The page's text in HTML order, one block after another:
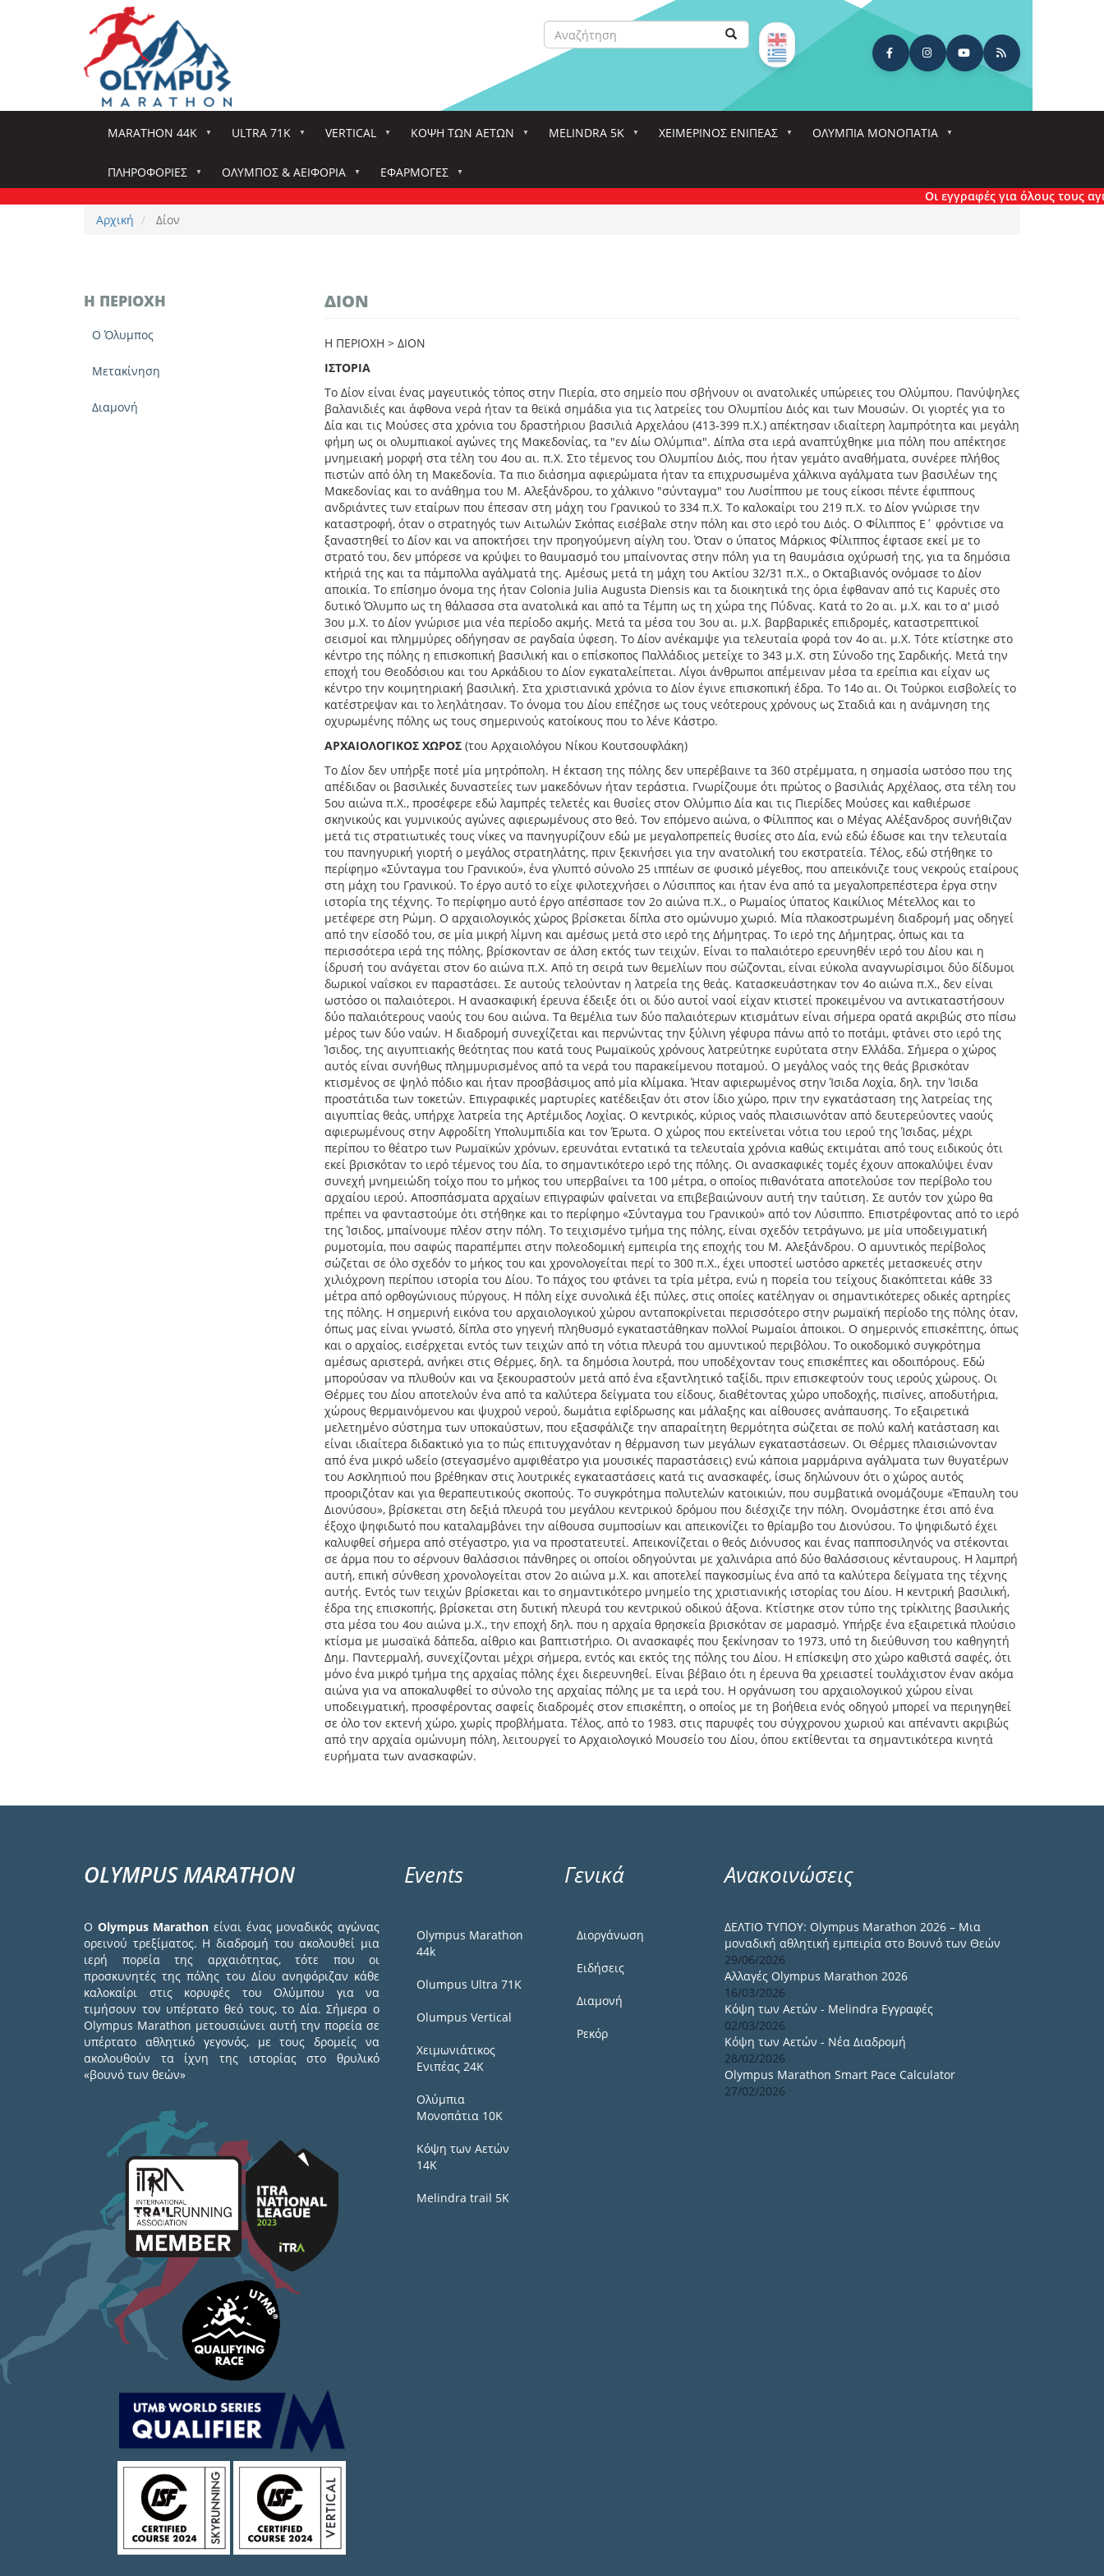
Search
Αναζήτηση Αναζήτηση
MARATHON 44K ULTRA 71K VERTICAL ΚΌΨΗ ΤΩΝ ΑΕΤΏΝ MELINDRA 5K ΧΕΙΜΕΡΙΝΟΣ ΕΝΙΠΕΑΣ ΟΛΎΜΠΙΑ ΜΟΝΟΠΆΤΙΑ
ΠΛΗΡΟΦΟΡΊΕΣ ΌΛΥΜΠΟΣ & ΑΕΙΦΟΡΊΑ
ΕΦΑΡΜΟΓΈΣ
Οι εγγραφές για όλους τους αγώνες
Αρχική
Δίον
Η ΠΕΡΙΟΧΉ
Ο Όλυμπος
Μετακίνηση
Διαμονή
ΔΊΟΝ
Η ΠΕΡΙΟΧΗ > ΔΙΟΝ
ΙΣΤΟΡΙΑ
Το Δίον είναι ένας μαγευτικός τόπος στην Πιερία, στο σημείο που σβήνουν οι ανατολικές υπώρειες του Ολύμπου. Πανύψηλες
βαλανιδιές και άφθονα νερά ήταν τα θεϊκά σημάδια για τις λατρείες του Ολυμπίου Διός και των Μουσών. Οι γιορτές για το
Δία και τις Μούσες στα χρόνια του δραστήριου βασιλιά Αρχελάου (413-399 π.Χ.) απέκτησαν ιδιαίτερη λαμπρότητα και μεγάλη
φήμη ως οι ολυμπιακοί αγώνες της Μακεδονίας, τα "εν Δίω Ολύμπια". Δίπλα στα ιερά αναπτύχθηκε μια πόλη που απέκτησε
μνημειακή μορφή στα τέλη του 4ου αι. π.Χ. Στο τέμενος του Ολυμπίου Διός, που ήταν γεμάτο αναθήματα, συνέρεε πλήθος
πιστών από όλη τη Μακεδονία. Τα πιο διάσημα αφιερώματα ήταν τα επιχρυσωμένα χάλκινα αγάλματα των βασιλέων της
Μακεδονίας και το ανάθημα του Μ. Αλεξάνδρου, το χάλκινο "σύνταγμα" του Λυσίππου με τους είκοσι πέντε έφιππους
ανδριάντες των εταίρων που έπεσαν στη μάχη του Γρανικού το 334 π.Χ. Το καλοκαίρι του 219 π.Χ. το Δίον γνώρισε την
καταστροφή, όταν ο στρατηγός των Αιτωλών Σκόπας εισέβαλε στην πόλη και στο ιερό του Διός. Ο Φίλιππος Ε΄ φρόντισε να
ξαναστηθεί το Δίον και να αποκτήσει την προηγούμενη αίγλη του. Όταν ο ύπατος Μάρκιος Φίλιππος έφτασε εκεί με το
στρατό του, δεν μπόρεσε να κρύψει το θαυμασμό του μπαίνοντας στην πόλη για τη θαυμάσια οχύρωσή της, για τα δημόσια
κτήριά της και τα πάμπολλα αγάλματά της. Αμέσως μετά τη μάχη του Ακτίου 32/31 π.Χ., ο Οκταβιανός ονόμασε το Δίον
αποικία. Το επίσημο όνομα της ήταν Colonia Julia Augusta Diensis και τα διοικητικά της όρια έφθαναν από τις Καρυές στο
δυτικό Όλυμπο ως τη θάλασσα στα ανατολικά και από τα Τέμπη ως τη χώρα της Πύδνας. Κατά το 2ο αι. μ.Χ. και το α' μισό
3ου μ.Χ. το Δίον γνώρισε μια νέα περίοδο ακμής. Μετά τα μέσα του 3ου αι. μ.Χ. βαρβαρικές επιδρομές, καταστρεπτικοί
σεισμοί και πλημμύρες οδήγησαν σε ραγδαία ύφεση. Το Δίον ανέκαμψε για τελευταία φορά τον 4ο αι. μ.Χ. Τότε κτίστηκε στο
κέντρο της πόλης η επισκοπική βασιλική και ο επίσκοπος Παλλάδιος μετείχε το 343 μ.Χ. στη Σύνοδο της Σαρδικής. Μετά την
εποχή του Θεοδόσιου και του Αρκάδιου το Δίον εγκαταλείπεται. Λίγοι άνθρωποι απέμειναν μέσα τα ερείπια και είχαν ως
κέντρο την κοιμητηριακή βασιλική. Στα χριστιανικά χρόνια το Δίον έγινε επισκοπική έδρα. Το 14ο αι. Οι Τούρκοι εισβολείς το
κατέστρεψαν και το λεηλάτησαν. Το όνομα του Δίου επέζησε ως τους νεότερους χρόνους ως Σταδιά και η ανάμνηση της
οχυρωμένης πόλης ως τους σημερινούς κατοίκους που το λένε Κάστρο.
ΑΡΧΑΙΟΛΟΓΙΚΟΣ ΧΩΡΟΣ (του Αρχαιολόγου Νίκου Κουτσουφλάκη)
Το Δίον δεν υπήρξε ποτέ μία μητρόπολη. Η έκταση της πόλης δεν υπερέβαινε τα 360 στρέμματα, η σημασία ωστόσο που της
απέδιδαν οι βασιλικές δυναστείες των μακεδόνων ήταν τεράστια. Γνωρίζουμε ότι πρώτος ο βασιλιάς Αρχέλαος, στα τέλη του
5ου αιώνα π.Χ., προσέφερε εδώ λαμπρές τελετές και θυσίες στον Ολύμπιο Δία και τις Πιερίδες Μούσες και καθιέρωσε
σκηνικούς και γυμνικούς αγώνες αφιερωμένους στο θεό. Τον επόμενο αιώνα, ο Φίλιππος και ο Μέγας Αλέξανδρος συνήθιζαν
μετά τις στρατιωτικές τους νίκες να πανηγυρίζουν εδώ με μεγαλοπρεπείς θυσίες στο Δία, ενώ εδώ έδωσε και την τελευταία
του πανηγυρική γιορτή ο μεγάλος στρατηλάτης, πριν ξεκινήσει για την ανατολική του εκστρατεία. Τέλος, εδώ στήθηκε το
περίφημο «Σύνταγμα του Γρανικού», ένα γλυπτό σύνολο 25 ιππέων σε φυσικό μέγεθος, που απεικόνιζε τους νεκρούς εταίρους
στη μάχη του Γρανικού. Το έργο αυτό το είχε φιλοτεχνήσει ο Λύσιππος και ήταν ένα από τα μεγαλοπρεπέστερα έργα στην
ιστορία της τέχνης. Το περίφημο αυτό έργο απέσπασε τον 2ο αιώνα π.Χ., ο Ρωμαίος ύπατος Καικίλιος Μέτελλος και το
μετέφερε στη Ρώμη. Ο αρχαιολογικός χώρος βρίσκεται δίπλα στο ομώνυμο χωριό. Μία πλακοστρωμένη διαδρομή μας οδηγεί
από την είσοδό του, σε μία μικρή λίμνη και αμέσως μετά στο ιερό της Δήμητρας. Το ιερό της Δήμητρας, όπως και τα
περισσότερα ιερά της πόλης, βρίσκονταν σε άλση εκτός των τειχών. Είναι το παλαιότερο ερευνηθέν ιερό του Δίου και η
ίδρυσή του ανάγεται στον 6ο αιώνα π.Χ. Από τη σειρά των θεμελίων που σώζονται, είναι εύκολα αναγνωρίσιμοι δύο δίδυμοι
δωρικοί ναΐσκοι εν παραστάσει. Σε αυτούς τελούνταν η λατρεία της θεάς. Κατασκευάστηκαν τον 4ο αιώνα π.Χ., δεν είναι
ωστόσο οι παλαιότεροι. Η ανασκαφική έρευνα έδειξε ότι οι δύο αυτοί ναοί είχαν κτιστεί προκειμένου να αντικαταστήσουν
δύο παλαιότερους ναούς του 6ου αιώνα. Τα θεμέλια των δύο παλαιότερων κτισμάτων είναι σήμερα ορατά ακριβώς στο πίσω
μέρος των δύο ναών. Η διαδρομή συνεχίζεται και περνώντας την ξύλινη γέφυρα πάνω από το ποτάμι, φτάνει στο ιερό της
Ίσιδος, της αιγυπτιακής θεότητας που κατά τους Ρωμαϊκούς χρόνους λατρεύτηκε ευρύτατα στην Ελλάδα. Σήμερα ο χώρος
αυτός είναι συνήθως πλημμυρισμένος από τα νερά του παρακείμενου ποταμού. Ο μεγάλος ναός της θεάς βρισκόταν
κτισμένος σε ψηλό πόδιο και ήταν προσβάσιμος από μία κλίμακα. Ήταν αφιερωμένος στην Ίσιδα Λοχία, δηλ. την Ίσιδα
προστάτιδα των τοκετών. Επιγραφικές μαρτυρίες κατέδειξαν ότι στον ίδιο χώρο, πριν την εγκατάσταση της λατρείας της
αιγυπτίας θεάς, υπήρχε λατρεία της Αρτέμιδος Λοχίας. Ο κεντρικός, κύριος ναός πλαισιωνόταν από δευτερεύοντες ναούς
αφιερωμένους στην Αφροδίτη Υπολυμπιδία και τον Έρωτα. Ο χώρος που εκτείνεται νότια του ιερού της Ίσιδας, μέχρι
περίπου το θέατρο των Ρωμαϊκών χρόνων, ερευνάται εντατικά τα τελευταία χρόνια καθώς εκτιμάται από τους ειδικούς ότι
εκεί βρισκόταν το ιερό τέμενος του Δία, το σημαντικότερο ιερό της πόλης. Οι ανασκαφικές τομές έχουν αποκαλύψει έναν
συνεχή μνημειώδη τοίχο που το μήκος του υπερβαίνει τα 100 μέτρα, ο οποίος πιθανότατα αποτελούσε τον περίβολο του
αρχαίου ιερού. Αποσπάσματα αρχαίων επιγραφών φαίνεται να επιβεβαιώνουν αυτή την ταύτιση. Σε αυτόν τον χώρο θα
πρέπει να φανταστούμε ότι στήθηκε και το περίφημο «Σύνταγμα του Γρανικού» από τον Λύσιππο. Επιστρέφοντας από το ιερό
της Ίσιδος, μπαίνουμε πλέον στην πόλη. Το τειχισμένο τμήμα της πόλης, είναι σχεδόν τετράγωνο, με μία υποδειγματική
ρυμοτομία, που σαφώς παραπέμπει στην πολεοδομική εμπειρία της εποχής του Μ. Αλεξάνδρου. Ο αμυντικός περίβολος
σώζεται σε όλο σχεδόν το μήκος του και χρονολογείται περί το 300 π.Χ., έχει υποστεί ωστόσο αρκετές μετασκευές στην
χιλιόχρονη περίπου ιστορία του Δίου. Το πάχος του φτάνει τα τρία μέτρα, ενώ η πορεία του τείχους διακόπτεται κάθε 33
μέτρα από ορθογώνιους πύργους. Η πόλη είχε συνολικά έξι πύλες, στις οποίες κατέληγαν οι σημαντικότερες οδικές αρτηρίες
της πόλης. Η σημερινή εικόνα του αρχαιολογικού χώρου ανταποκρίνεται περισσότερο στην ρωμαϊκή περίοδο της πόλης όταν,
όπως μας είναι γνωστό, δίπλα στο γηγενή πληθυσμό εγκαταστάθηκαν πολλοί Ρωμαίοι άποικοι. Ο σημερινός επισκέπτης, όπως
και ο αρχαίος, εισέρχεται εντός των τειχών από τη νότια πλευρά του αμυντικού περιβόλου. Το οικοδομικό συγκρότημα
αμέσως αριστερά, ανήκει στις Θέρμες, δηλ. τα δημόσια λουτρά, που υποδέχονταν τους επισκέπτες και οδοιπόρους. Εδώ
μπορούσαν να πλυθούν και να ξεκουραστούν μετά από ένα εξαντλητικό ταξίδι, πριν επισκεφτούν τους ιερούς χώρους. Οι
Θέρμες του Δίου αποτελούν ένα από τα καλύτερα δείγματα του είδους, διαθέτοντας χώρο υποδοχής, πισίνες, αποδυτήρια,
χώρους θερμαινόμενου και ψυχρού νερού, δωμάτια εφίδρωσης και μάλαξης και αίθουσες ανάπαυσης. Το εξαιρετικά
μελετημένο σύστημα των υποκαύστων, που εξασφάλιζε την απαραίτητη θερμότητα σώζεται σε πολύ καλή κατάσταση και
είναι ιδιαίτερα διδακτικό για το πώς επιτυγχανόταν η θέρμανση των μεγάλων εγκαταστάσεων. Οι Θέρμες πλαισιώνονταν
από ένα μικρό ωδείο (στεγασμένο αμφιθέατρο για μουσικές παραστάσεις) ενώ κάποια μαρμάρινα αγάλματα των θυγατέρων
του Ασκληπιού που βρέθηκαν στις λουτρικές εγκαταστάσεις κατά τις ανασκαφές, ίσως δηλώνουν ότι ο χώρος αυτός
προοριζόταν και για θεραπευτικούς σκοπούς. Το συγκρότημα πολυτελών κατοικιών, που συμβατικά ονομάζουμε «Έπαυλη του
Διονύσου», βρίσκεται στη δεξιά πλευρά του μεγάλου κεντρικού δρόμου που διέσχιζε την πόλη. Ονομάστηκε έτσι από ένα
έξοχο ψηφιδωτό που καταλαμβάνει την αίθουσα συμποσίων και απεικονίζει το θρίαμβο του Διονύσου. Το ψηφιδωτό έχει
καλυφθεί σήμερα από στέγαστρο, για να προστατευτεί. Απεικονίζεται ο θεός Διόνυσος και ένας παπποσιληνός να στέκονται
σε άρμα που το σέρνουν θαλάσσιοι πάνθηρες οι οποίοι οδηγούνται με χαλινάρια από δύο θαλάσσιους κένταυρους. Η λαμπρή
αυτή, επική σύνθεση χρονολογείται στον 2ο αιώνα μ.Χ. και αποτελεί παγκοσμίως ένα από τα καλύτερα δείγματα της τέχνης
αυτής. Εντός των τειχών βρίσκεται και το σημαντικότερο μνημείο της χριστιανικής ιστορίας του Δίου. Η κεντρική βασιλική,
έδρα της επισκοπής, βρίσκεται στη δυτική πλευρά του κεντρικού οδικού άξονα. Κτίστηκε στον τύπο της τρίκλιτης βασιλικής
στα μέσα του 4ου αιώνα μ.Χ., την εποχή δηλ. που η αρχαία θρησκεία βρισκόταν σε μαρασμό. Υπήρξε ένα εξαιρετικά πλούσιο
κτίσμα με μωσαϊκά δάπεδα, αίθριο και βαπτιστήριο. Οι ανασκαφές που ξεκίνησαν το 1973, υπό τη διεύθυνση του καθηγητή
Δημ. Παντερμαλή, συνεχίζονται μέχρι σήμερα, εντός και εκτός της πόλης του Δίου. Η επίσκεψη στο χώρο καθιστά σαφές, ότι
μόνο ένα μικρό τμήμα της αρχαίας πόλης έχει διερευνηθεί. Είναι βέβαιο ότι η έρευνα θα χρειαστεί τουλάχιστον έναν ακόμα
αιώνα για να αποκαλυφθεί το σύνολο της αρχαίας πόλης με τα ιερά του. Η οργάνωση του αρχαιολογικού χώρου είναι
υποδειγματική, προσφέροντας σαφείς διαδρομές στον επισκέπτη, ο οποίος με τη βοήθεια ενός οδηγού μπορεί να περιηγηθεί
σε όλο τον εκτενή χώρο, χωρίς προβλήματα. Τέλος, από το 1983, στις παρυφές του σύγχρονου χωριού και απέναντι ακριβώς
από την αρχαία ομώνυμη πόλη, λειτουργεί το Αρχαιολογικό Μουσείο του Δίου, όπου εκτίθενται τα σημαντικότερα κινητά
ευρήματα των ανασκαφών.
OLYMPUS MARATHON
Ο Olympus Marathon είναι ένας μοναδικός αγώνας
ορεινού τρεξίματος. Η διαδρομή του ακολουθεί μια
ιερή πορεία της αρχαιότητας, τότε που οι
προσκυνητές της πόλης του Δίου ανηφόριζαν κάθε
καλοκαίρι στις κορυφές του Ολύμπου για να
τιμήσουν τον υπέρτατο θεό τους, το Δία. Σήμερα ο
Olympus Marathon μετουσιώνει αυτή την πορεία σε
υπέρτατο αθλητικό γεγονός, με τους δρομείς να
ακολουθούν τα ίχνη της ιστορίας στο θρυλικό
«βουνό των θεών»
Events
Olympus Marathon
44k
Olumpus Ultra 71K
Olumpus Vertical
Χειμωνιάτικος
Ενιπέας 24Κ
Ολύμπια
Μονοπάτια 10Κ
Κόψη των Αετών
14Κ
Melindra trail 5Κ
Γενικά
Διοργάνωση
Ειδήσεις
Διαμονή
Ρεκόρ
Ανακοινώσεις
ΔΕΛΤΙΟ ΤΥΠΟΥ: Olympus Marathon 2026 – Μια
μοναδική αθλητική εμπειρία στο Βουνό των Θεών
29/06/2026
Αλλαγές Olympus Marathon 2026
16/03/2026
Κόψη των Αετών - Melindra Εγγραφές
02/03/2026
Κόψη των Αετών - Νέα Διαδρομή
28/02/2026
Olympus Marathon Smart Pace Calculator
27/02/2026